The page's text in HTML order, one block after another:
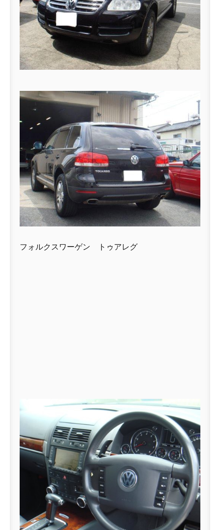
フォルクスワーゲン トゥアレグ